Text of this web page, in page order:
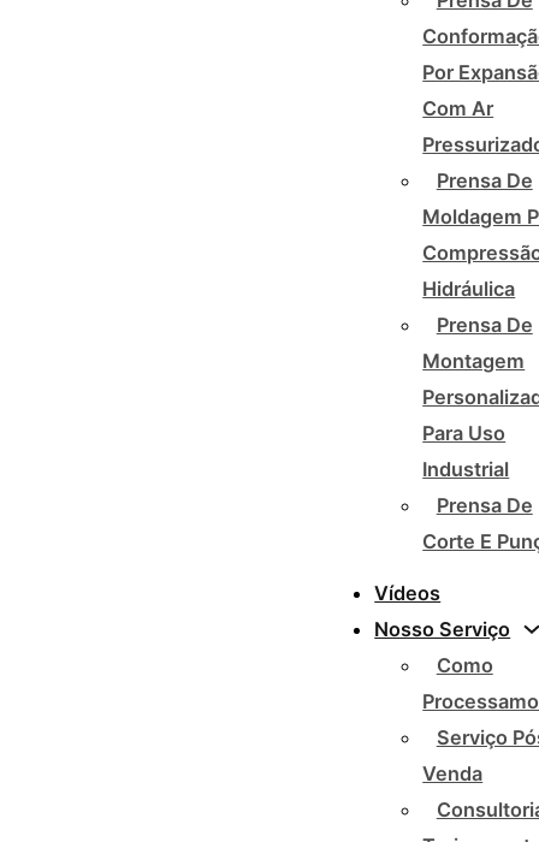
Por
Com Ar
Prensa De
Moldagem
Hidráulica
Prensa De
Montagem
Para Uso
Industrial
Prensa De
Corte E
Vídeos
Nosso Serviço
Como
Serviço
Venda